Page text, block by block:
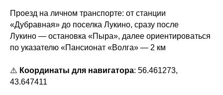
Проезд на личном транспорте: от станции
«Дубравная» до поселка Лукино, сразу после
Лукино — остановка «Пыра», далее ориентироваться
по указателю «Пансионат «Волга» — 2 км
⚠️ Координаты для навигатора: 56.461273,
43.647411